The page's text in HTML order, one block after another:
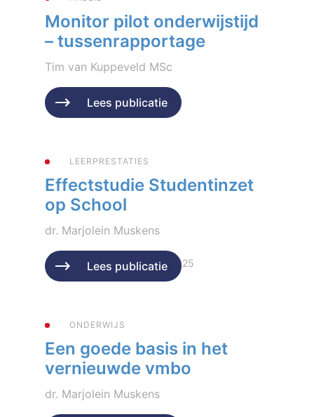
Monitor pilot onderwijstijd
– tussenrapportage
Tim van Kuppeveld MSc
Geplaatst op 12 januari 2026
Lees publicatie
LEERPRESTATIES
Effectstudie Studentinzet
op School
dr. Marjolein Muskens
Geplaatst op 15 december 2025
Lees publicatie
ONDERWIJS
Een goede basis in het
vernieuwde vmbo
dr. Marjolein Muskens